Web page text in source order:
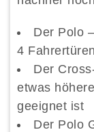
Der Polo
4 Fahrertüren
Der
etwas
geeignet ist
Der Polo